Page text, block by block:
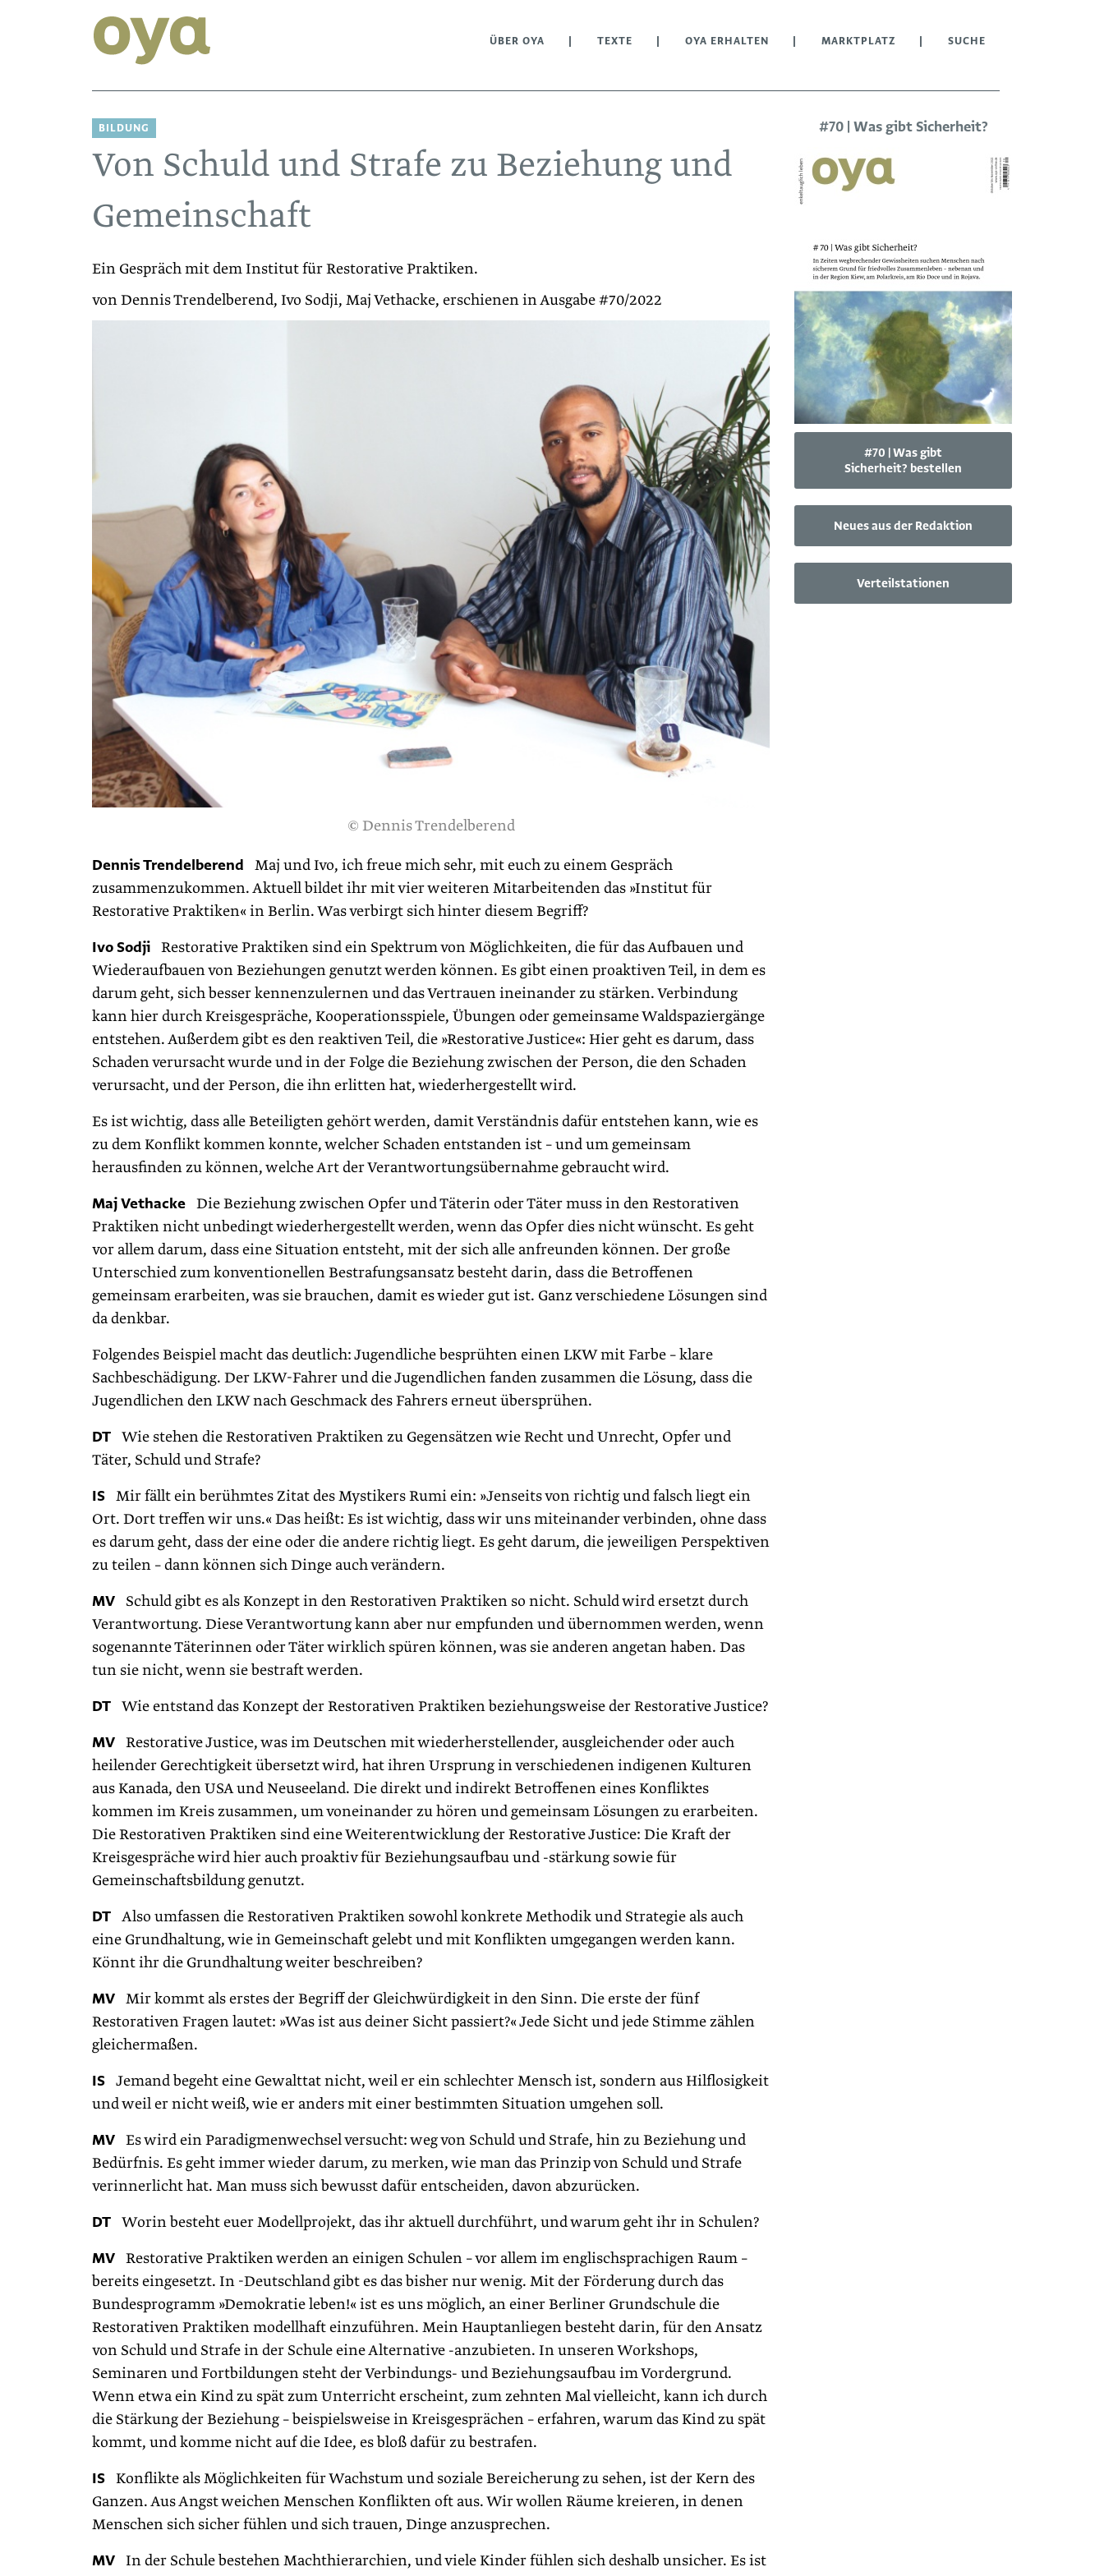
ÜBER OYA TEXTE OYA ERHALTEN MARKTPLATZ SUCHE
BILDUNG
Von Schuld und Strafe zu Beziehung und
Gemeinschaft
Ein Gespräch mit dem Institut für Restorative Praktiken.
von Dennis Trendelberend, Ivo Sodji, Maj Vethacke, erschienen in Ausgabe #70/2022
© Dennis Trendelberend
Dennis Trendelberend Maj und Ivo, ich freue mich sehr, mit euch zu einem Gespräch
zusammenzukommen. Aktuell bildet ihr mit vier weiteren Mitarbeitenden das »Institut für
Restorative Praktiken« in Berlin. Was verbirgt sich hinter diesem Begriff?
Ivo Sodji Restorative Praktiken sind ein Spektrum von Möglichkeiten, die für das Aufbauen und
Wiederaufbauen von Beziehungen genutzt werden können. Es gibt einen proaktiven Teil, in dem es
darum geht, sich besser kennenzulernen und das Vertrauen ineinander zu stärken. Verbindung
kann hier durch Kreisgespräche, Kooperationsspiele, Übungen oder gemeinsame Waldspaziergänge
entstehen. Außerdem gibt es den reaktiven Teil, die »Restorative Justice«: Hier geht es darum, dass
Schaden verursacht wurde und in der Folge die Beziehung zwischen der Person, die den Schaden
verursacht, und der Person, die ihn erlitten hat, wiederhergestellt wird.
Es ist wichtig, dass alle Beteiligten gehört werden, damit Verständnis dafür entstehen kann, wie es
zu dem Konflikt kommen konnte, welcher Schaden entstanden ist – und um gemeinsam
herausfinden zu können, welche Art der Verantwortungsübernahme gebraucht wird.
Maj Vethacke Die Beziehung zwischen Opfer und Täterin oder Täter muss in den Restorativen
Praktiken nicht unbedingt wiederhergestellt werden, wenn das Opfer dies nicht wünscht. Es geht
vor allem darum, dass eine Situation entsteht, mit der sich alle anfreunden können. Der große
Unterschied zum konventionellen Bestrafungsansatz besteht darin, dass die Betroffenen
gemeinsam erarbeiten, was sie brauchen, damit es wieder gut ist. Ganz verschiedene Lösungen sind
da denkbar.
Folgendes Beispiel macht das deutlich: Jugendliche besprühten einen LKW mit Farbe – klare
Sachbeschädigung. Der LKW-Fahrer und die Jugendlichen fanden zusammen die Lösung, dass die
Jugendlichen den LKW nach Geschmack des Fahrers erneut übersprühen.
DT Wie stehen die Restorativen Praktiken zu Gegensätzen wie Recht und Unrecht, Opfer und
Täter, Schuld und Strafe?
IS Mir fällt ein berühmtes Zitat des Mystikers Rumi ein: »Jenseits von richtig und falsch liegt ein
Ort. Dort treffen wir uns.« Das heißt: Es ist wichtig, dass wir uns miteinander verbinden, ohne dass
es darum geht, dass der eine oder die andere richtig liegt. Es geht darum, die jeweiligen Perspektiven
zu teilen – dann können sich Dinge auch verändern.
MV Schuld gibt es als Konzept in den Restorativen Praktiken so nicht. Schuld wird ersetzt durch
Verantwortung. Diese Verantwortung kann aber nur empfunden und übernommen werden, wenn
sogenannte Täterinnen oder Täter wirklich spüren können, was sie anderen angetan haben. Das
tun sie nicht, wenn sie bestraft werden.
DT Wie entstand das Konzept der Restorativen Praktiken beziehungsweise der Restorative Justice?
MV Restorative Justice, was im Deutschen mit wiederherstellender, ausgleichender oder auch
heilender Gerechtigkeit übersetzt wird, hat ihren Ursprung in verschiedenen indigenen Kulturen
aus Kanada, den USA und Neuseeland. Die direkt und indirekt Betroffenen eines Konfliktes
kommen im Kreis zusammen, um voneinander zu hören und gemeinsam Lösungen zu erarbeiten.
Die Restorativen Praktiken sind eine Weiterentwicklung der Restorative Justice: Die Kraft der
Kreisgespräche wird hier auch proaktiv für Beziehungsaufbau und -stärkung sowie für
Gemeinschaftsbildung genutzt.
DT Also umfassen die Restorativen Praktiken sowohl konkrete Methodik und Strategie als auch
eine Grundhaltung, wie in Gemeinschaft gelebt und mit Konflikten umgegangen werden kann.
Könnt ihr die Grundhaltung weiter beschreiben?
MV Mir kommt als erstes der Begriff der Gleichwürdigkeit in den Sinn. Die erste der fünf
Restorativen Fragen lautet: »Was ist aus deiner Sicht passiert?« Jede Sicht und jede Stimme zählen
gleichermaßen.
IS Jemand begeht eine Gewalttat nicht, weil er ein schlechter Mensch ist, sondern aus Hilflosigkeit
und weil er nicht weiß, wie er anders mit einer bestimmten Situation umgehen soll.
MV Es wird ein Paradigmenwechsel versucht: weg von Schuld und Strafe, hin zu Beziehung und
Bedürfnis. Es geht immer wieder darum, zu merken, wie man das Prinzip von Schuld und Strafe
verinnerlicht hat. Man muss sich bewusst dafür entscheiden, davon abzurücken.
DT Worin besteht euer Modellprojekt, das ihr aktuell durchführt, und warum geht ihr in Schulen?
MV Restorative Praktiken werden an einigen Schulen – vor allem im englischsprachigen Raum –
bereits eingesetzt. In -Deutschland gibt es das bisher nur wenig. Mit der Förderung durch das
Bundesprogramm »Demokratie leben!« ist es uns möglich, an einer Berliner Grundschule die
Restorativen Praktiken modellhaft einzuführen. Mein Hauptanliegen besteht darin, für den Ansatz
von Schuld und Strafe in der Schule eine Alternative -anzubieten. In unseren Workshops,
Seminaren und Fortbildungen steht der Verbindungs- und Beziehungsaufbau im Vordergrund.
Wenn etwa ein Kind zu spät zum Unterricht erscheint, zum zehnten Mal vielleicht, kann ich durch
die Stärkung der Beziehung – beispielsweise in Kreisgesprächen – erfahren, warum das Kind zu spät
kommt, und komme nicht auf die Idee, es bloß dafür zu bestrafen.
IS Konflikte als Möglichkeiten für Wachstum und soziale Bereicherung zu sehen, ist der Kern des
Ganzen. Aus Angst weichen Menschen Konflikten oft aus. Wir wollen Räume kreieren, in denen
Menschen sich sicher fühlen und sich trauen, Dinge anzusprechen.
MV In der Schule bestehen Machthierarchien, und viele Kinder fühlen sich deshalb unsicher. Es ist
#70 | Was gibt Sicherheit?
#70 | Was gibt
Sicherheit? bestellen
Neues aus der Redaktion
Verteilstationen